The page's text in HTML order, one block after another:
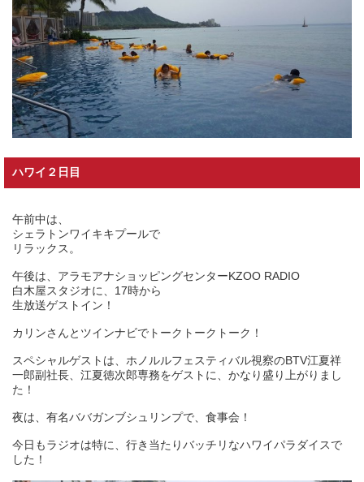
ハワイ２日目
午前中は、
シェラトンワイキキプールで
リラックス。
午後は、アラモアナショッピングセンターKZOO RADIO
白木屋スタジオに、17時から
生放送ゲストイン！
カリンさんとツインナビでトークトークトーク！
スペシャルゲストは、ホノルルフェスティバル視察のBTV江夏祥
一郎副社長、江夏徳次郎専務をゲストに、かなり盛り上がりまし
た！
夜は、有名ババガンブシュリンプで、食事会！
今日もラジオは特に、行き当たりバッチリなハワイパラダイスで
した！